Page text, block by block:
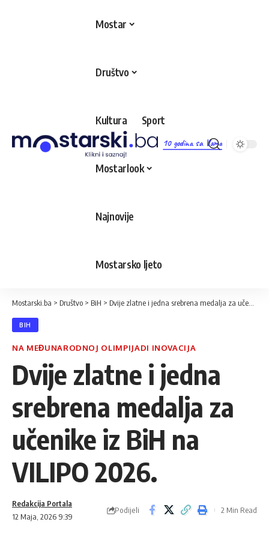
10 godina sa Vama
Mostar
Društvo
Kultura Sport
Mostarlook
Najnovije
Mostarsko ljeto
Mostarski.ba > Društvo > BiH > Dvije zlatne i jedna srebrena medalja za učenike iz BiH na VILIPO 2026.
BIH
NA MEĐUNARODNOJ OLIMPIJADI INOVACIJA
Dvije zlatne i jedna
srebrena medalja za
učenike iz BiH na
VILIPO 2026.
12 Maja, 2026 9:39
Redakcija Portala
Podijeli 2 Min Read